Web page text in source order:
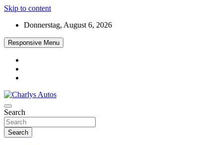
Skip to content
Donnerstag, August 6, 2026
Responsive Menu
Charlys Autos
Das neue Automagazin – global. regional. informativ. interaktiv
Search
Search